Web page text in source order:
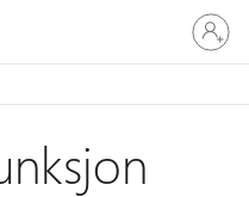
Logg
på
kontoen